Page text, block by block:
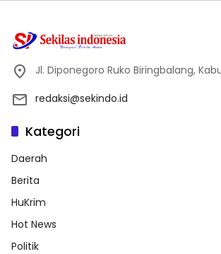
Jl. Diponegoro Ruko Biringbalang,
redaksi@sekindo.id
Kategori
Daerah
Berita
HuKrim
Hot News
Politik